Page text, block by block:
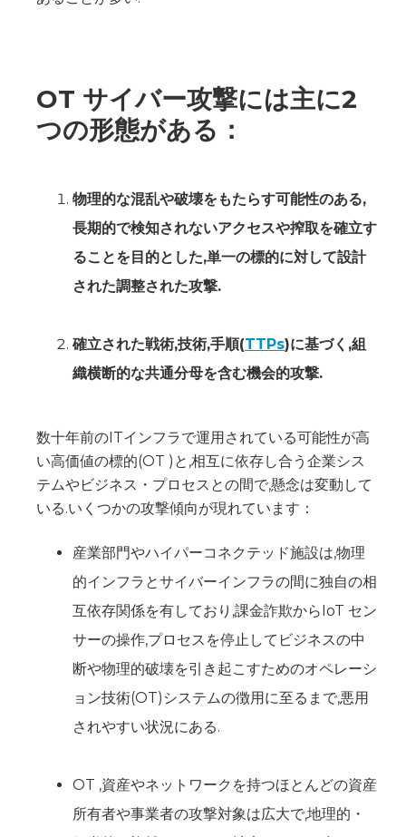
OT サイバー攻撃には主に2
つの形態がある：
物理的な混乱や破壊をもたらす可能性のある,
長期的で検知されないアクセスや搾取を確立す
ることを目的とした,単一の標的に対して設計
された調整された攻撃.
確立された戦術,技術,手順(TTPs)に基づく,組
織横断的な共通分母を含む機会的攻撃.
数十年前のITインフラで運用されている可能性が高
い高価値の標的(OT )と,相互に依存し合う企業シス
テムやビジネス・プロセスとの間で,懸念は変動して
いる.いくつかの攻撃傾向が現れています：
産業部門やハイパーコネクテッド施設は,物理
的インフラとサイバーインフラの間に独自の相
互依存関係を有しており,課金詐欺からIoT セン
サーの操作,プロセスを停止してビジネスの中
断や物理的破壊を引き起こすためのオペレーシ
ョン技術(OT)システムの徴用に至るまで,悪用
されやすい状況にある.
OT ,資産やネットワークを持つほとんどの資産
所有者や事業者の攻撃対象は広大で,地理的・